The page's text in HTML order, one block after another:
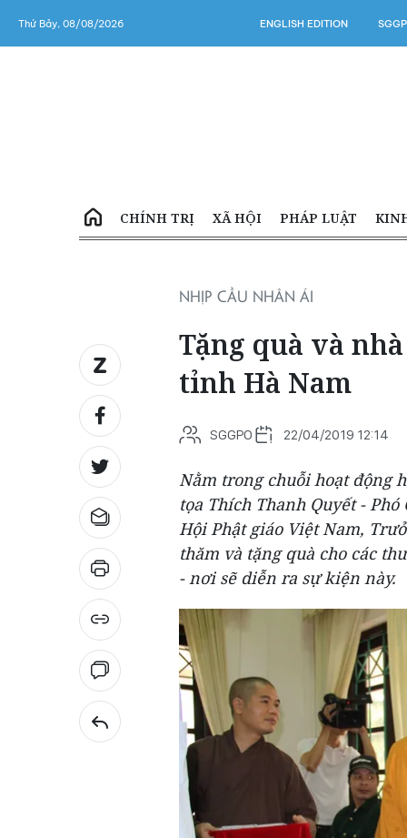
Thứ Bảy, 08/08/2026 ENGLISH EDITION
CHÍNH TRỊ XÃ HỘI PHÁP LUẬT
NHỊP CẦU NHÂN ÁI
Tặng quà và
tỉnh Hà Nam
SGGPO 22/04/2019 12:14
Nằm trong chuỗi hoạt động
tọa Thích Thanh Quyết -
Hội Phật giáo Việt Nam,
thăm và tặng quà cho các
- nơi sẽ diễn ra sự kiện này.